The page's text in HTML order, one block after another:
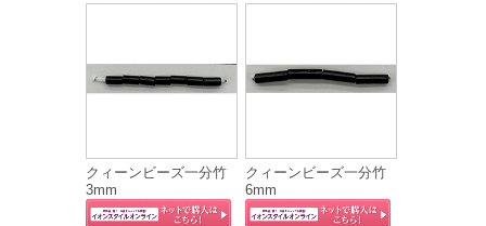
クィーンビーズ一分竹
3mm
クィーンビーズ一分竹
6mm